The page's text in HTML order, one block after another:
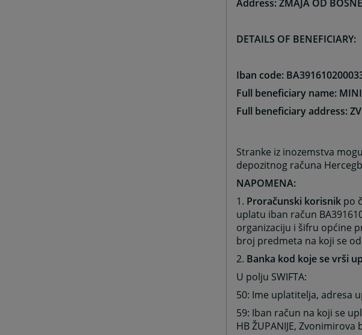
Address: ZMAJA OD
DETAILS OF BENEFICIARY:
Iban code:
Full beneficiary name:
Full beneficiary address:
Stranke iz inozemstva
depozitnog računa
NAPOMENA:
1. Proračunski korisnik po
uplatu iban račun
organizaciju i šifru općine
broj predmeta na koji se
2. Banka kod koje se vrši
U polju SWIFTA:
50: Ime uplatitelja, adresa
59: Iban račun na koji se
HB ŽUPANIJE,